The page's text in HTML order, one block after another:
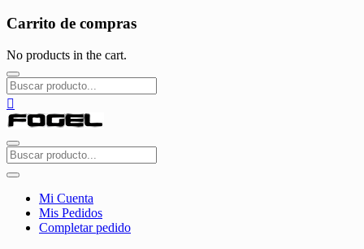
Carrito de compras
No products in the cart.
Mi Cuenta
Mis Pedidos
Completar pedido